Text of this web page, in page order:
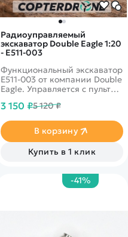
Радиоуправляемый
экскаватор Double Eagle 1:20
- E511-003
Функциональный экскаватор
E511-003 от компании Double
Eagle. Управляется с пульта,
ковш работает аналогично
помощь на строительной
площадке.
3 150 ₽5 120 ₽
В корзину
Купить в 1 клик
-41%